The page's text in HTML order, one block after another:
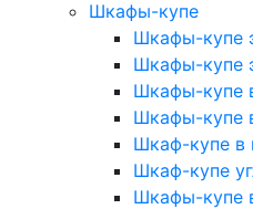
Шкафы-купе
Шкафы-купе
Шкафы-купе
Шкафы-купе
Шкафы-купе
Шкаф-купе в
Шкаф-купе
Шкафы-купе